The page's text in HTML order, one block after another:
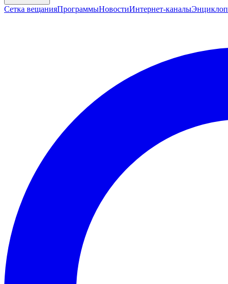
Сетка вещанияПрограммыНовостиИнтернет-каналы